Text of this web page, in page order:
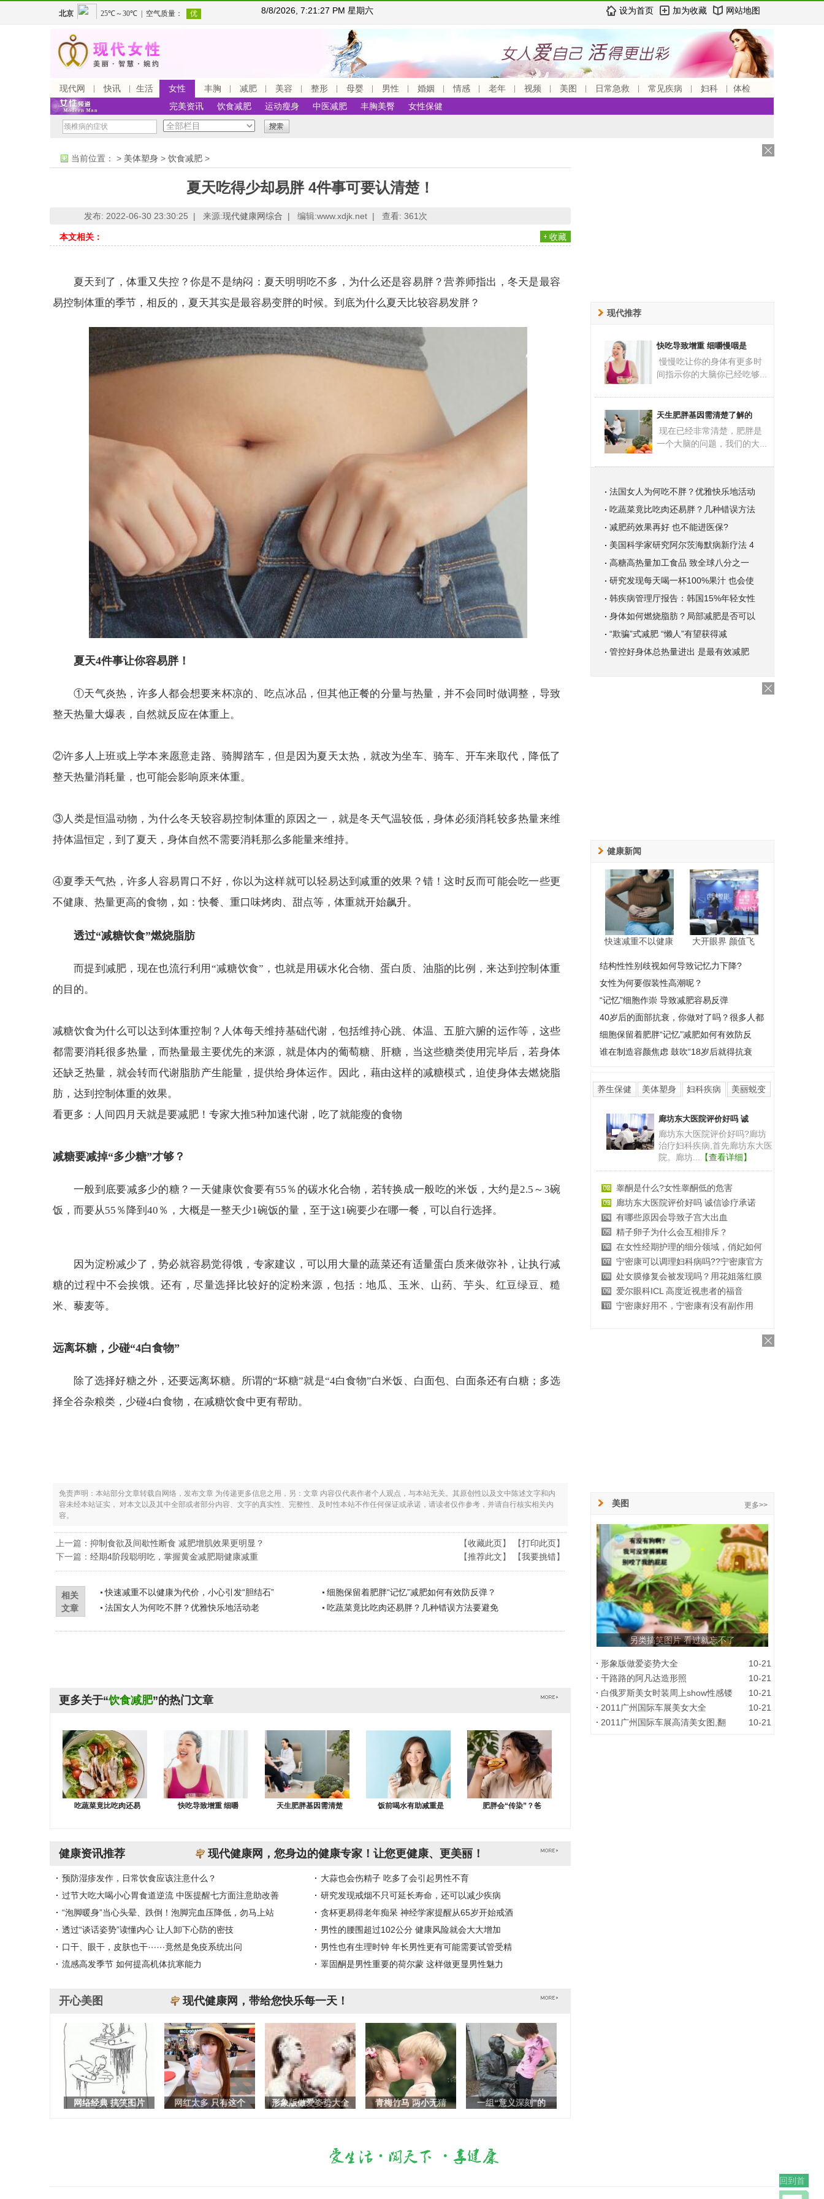
8/8/2026, 7:21:28 PM 星期六 设为首页 加为收藏 网站地图
现代网 快讯 生活 女性 丰胸 减肥 美容 整形 母婴 男性 婚姻 情感 老年 视频 美图 日常急救 常见疾病 妇科
体检
完美资讯
饮食减肥 运动瘦身 中医减肥 丰胸美臀 女性保健
当前位置： > 美体塑身 > 饮食减肥 >
夏天吃得少却易胖 4件事可要认清楚！
发布: 2022-06-30 23:30:25 | 来源:现代健康网综合 | 编辑:www.xdjk.net | 查看: 361次
本文相关： 收藏
夏天到了，体重又失控？你是不是纳闷：夏天明明吃不多，为什么还是容易胖？营养师指出，冬天是最容
易控制体重的季节，相反的，夏天其实是最容易变胖的时候。到底为什么夏天比较容易发胖？
夏天4件事让你容易胖！
①天气炎热，许多人都会想要来杯凉的、吃点冰品，但其他正餐的分量与热量，并不会同时做调整，导致
整天热量大爆表，自然就反应在体重上。
②许多人上班或上学本来愿意走路、骑脚踏车，但是因为夏天太热，就改为坐车、骑车、开车来取代，降低了
整天热量消耗量，也可能会影响原来体重。
③人类是恒温动物，为什么冬天较容易控制体重的原因之一，就是冬天气温较低，身体必须消耗较多热量来维
持体温恒定，到了夏天，身体自然不需要消耗那么多能量来维持。
④夏季天气热，许多人容易胃口不好，你以为这样就可以轻易达到减重的效果？错！这时反而可能会吃一些更
不健康、热量更高的食物，如：快餐、重口味烤肉、甜点等，体重就开始飙升。
透过“减糖饮食”燃烧脂肪
而提到减肥，现在也流行利用“减糖饮食”，也就是用碳水化合物、蛋白质、油脂的比例，来达到控制体重
的目的。
减糖饮食为什么可以达到体重控制？人体每天维持基础代谢，包括维持心跳、体温、五脏六腑的运作等，这些
都需要消耗很多热量，而热量最主要优先的来源，就是体内的葡萄糖、肝糖，当这些糖类使用完毕后，若身体
还缺乏热量，就会转而代谢脂肪产生能量，提供给身体运作。因此，藉由这样的减糖模式，迫使身体去燃烧脂
肪，达到控制体重的效果。
看更多：人间四月天就是要减肥！专家大推5种加速代谢，吃了就能瘦的食物
减糖要减掉“多少糖”才够？
一般到底要减多少的糖？一天健康饮食要有55％的碳水化合物，若转换成一般吃的米饭，大约是2.5～3碗
饭，而要从55％降到40％，大概是一整天少1碗饭的量，至于这1碗要少在哪一餐，可以自行选择。
因为淀粉减少了，势必就容易觉得饿，专家建议，可以用大量的蔬菜还有适量蛋白质来做弥补，让执行减
糖的过程中不会挨饿。还有，尽量选择比较好的淀粉来源，包括：地瓜、玉米、山药、芋头、红豆绿豆、糙
米、藜麦等。
远离坏糖，少碰“4白食物”
除了选择好糖之外，还要远离坏糖。所谓的“坏糖”就是“4白食物”白米饭、白面包、白面条还有白糖；多选
择全谷杂粮类，少碰4白食物，在减糖饮食中更有帮助。
免责声明：本站部分文章转载自网络，发布文章 为传递更多信息之用，另：文章 内容仅代表作者个人观点，与本站无关。其原创性以及文中陈述文字和内
容未经本站证实， 对本文以及其中全部或者部分内容、文字的真实性、完整性、及时性本站不作任何保证或承诺，请读者仅作参考，并请自行核实相关内
容。
上一篇： 抑制食欲及间歇性断食 减肥增肌效果更明显？
下一篇： 经期4阶段聪明吃，掌握黄金减肥期健康减重
【收藏此页】 【打印此页】
【推荐此文】 【我要挑错】
相关
文章
快速减重不以健康为代价，小心引发“胆结石”
细胞保留着肥胖“记忆”减肥如何有效防反弹？
法国女人为何吃不胖？优雅快乐地活动老
吃蔬菜竟比吃肉还易胖？几种错误方法要避免
更多关于“饮食减肥”的热门文章
吃蔬菜竟比吃肉还易 快吃导致增重 细嚼 天生肥胖基因需清楚 饭前喝水有助减重是 肥胖会“传染”？爸
健康资讯推荐 现代健康网，您身边的健康专家！让您更健康、更美丽！
预防湿疹发作，日常饮食应该注意什么？
过节大吃大喝小心胃食道逆流 中医提醒七方面注意助改善
“泡脚暖身”当心头晕、跌倒！泡脚完血压降低，勿马上站
透过“谈话姿势”读懂内心 让人卸下心防的密技
口干、眼干，皮肤也干⋯⋯竟然是免疫系统出问
流感高发季节 如何提高机体抗寒能力
大蒜也会伤精子 吃多了会引起男性不育
研究发现戒烟不只可延长寿命，还可以减少疾病
贪杯更易得老年痴呆 神经学家提醒从65岁开始戒酒
男性的腰围超过102公分 健康风险就会大大增加
男性也有生理时钟 年长男性更有可能需要试管受精
睪固酮是男性重要的荷尔蒙 这样做更显男性魅力
开心美图 现代健康网，带给您快乐每一天！
网络经典 搞笑图片 网红太多 只有这个 形象版做爱姿势大全 青梅竹马 两小无猜 一组“意义深刻”的
现代推荐
快吃导致增重 细嚼慢咽是
慢慢吃让你的身体有更多时
间指示你的大脑你已经吃够...
天生肥胖基因需清楚了解的
现在已经非常清楚，肥胖是
一个大脑的问题，我们的大...
法国女人为何吃不胖？优雅快乐地活动
吃蔬菜竟比吃肉还易胖？几种错误方法
减肥药效果再好 也不能进医保?
美国科学家研究阿尔茨海默病新疗法 4
高糖高热量加工食品 致全球八分之一
研究发现每天喝一杯100%果汁 也会使
韩疾病管理厅报告：韩国15%年轻女性
身体如何燃烧脂肪？局部减肥是否可以
“欺骗”式减肥 “懒人”有望获得减
管控好身体总热量进出 是最有效减肥
健康新闻
快速减重不以健康 大开眼界 颜值飞
结构性性别歧视如何导致记忆力下降?
女性为何要假装性高潮呢？
“记忆”细胞作崇 导致减肥容易反弹
40岁后的面部抗衰，你做对了吗？很多人都
细胞保留着肥胖“记忆”减肥如何有效防反
谁在制造容颜焦虑 鼓吹“18岁后就得抗衰
养生保健 美体塑身 妇科疾病 美丽蜕变
廊坊东大医院评价好吗 诚
廊坊东大医院评价好吗?廊坊
治疗妇科疾病,首先廊坊东大医
院。廊坊...
【查看详细】
睾酮是什么?女性睾酮低的危害
廊坊东大医院评价好吗 诚信诊疗承诺
有哪些原因会导致子宫大出血
精子卵子为什么会互相排斥？
在女性经期护理的细分领域，俏妃如何
宁密康可以调理妇科病吗??宁密康官方
处女膜修复会被发现吗？用花姐落红膜
爱尔眼科ICL 高度近视患者的福音
宁密康好用不，宁密康有没有副作用
美图 更多>>
另类搞笑图片 看过就忘不了
形象版做爱姿势大全
10-21
干路路的阿凡达造形照
10-21
白俄罗斯美女时装周上show性感镂
10-21
2011广州国际车展美女大全
10-21
2011广州国际车展高清美女图,翻
10-21
回到首
页